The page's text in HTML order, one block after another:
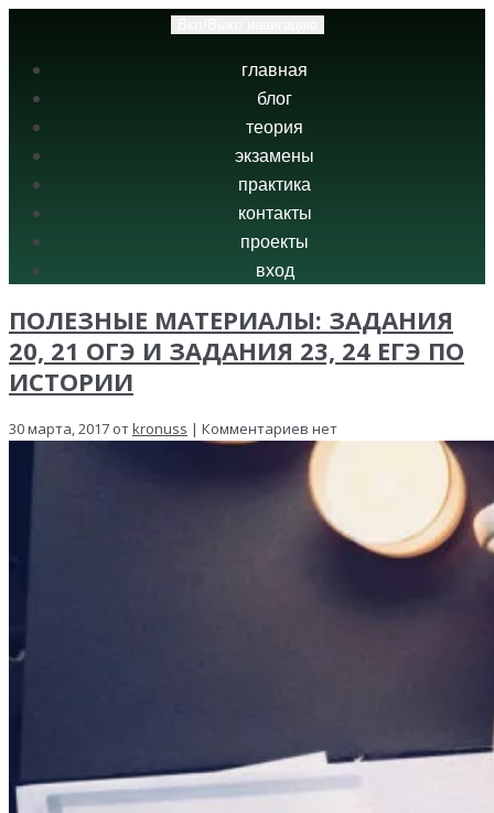
главная
блог
теория
экзамены
практика
контакты
проекты
вход
ПОЛЕЗНЫЕ МАТЕРИАЛЫ: ЗАДАНИЯ
20, 21 ОГЭ И ЗАДАНИЯ 23, 24 ЕГЭ ПО
ИСТОРИИ
30 марта, 2017 отkronuss | Комментариев нет